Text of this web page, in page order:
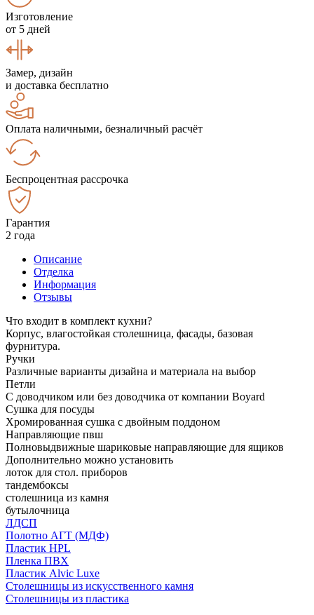
Изготовление
от 5 дней
Замер, дизайн
и доставка бесплатно
Оплата наличными, безналичный расчёт
Беспроцентная рассрочка
Гарантия
2 года
Описание
Отделка
Информация
Отзывы
Что входит в комплект кухни?
Корпус, влагостойкая столешница, фасады, базовая
фурнитура.
Ручки
Различные варианты дизайна и материала на выбор
Петли
С доводчиком или без доводчика от компании Boyard
Сушка для посуды
Хромированная сушка с двойным поддоном
Направляющие пвш
Полновыдвижные шариковые направляющие для ящиков
Дополнительно можно установить
лоток для стол. приборов
тандембоксы
столешница из камня
бутылочница
ЛДСП
Полотно АГТ (МДФ)
Пластик HPL
Пленка ПВХ
Пластик Alvic Luxe
Столешницы из искусственного камня
Столешницы из пластика